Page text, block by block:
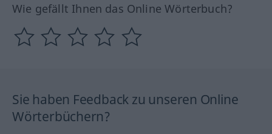
Wie gefällt Ihnen das Online Wörterbuch?
Sie haben Feedback zu unseren Online
Wörterbüchern?